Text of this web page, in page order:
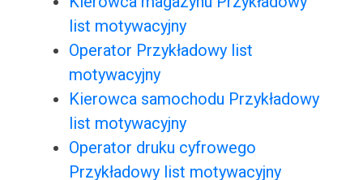
list motywacyjny
Operator Przykładowy list
motywacyjny
Kierowca samochodu Przykładowy
list motywacyjny
Operator druku cyfrowego
Przykładowy list motywacyjny